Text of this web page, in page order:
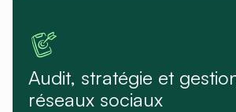
Audit, stratégie et
réseaux sociaux